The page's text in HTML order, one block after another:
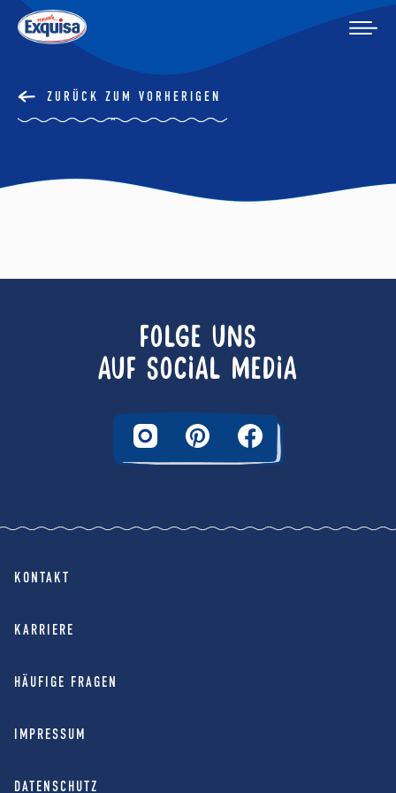
ZURÜCK ZUM VORHERIGEN
FOLGE UNS
AUF SOCIAL MEDIA
KONTAKT
KARRIERE
HÄUFIGE FRAGEN
IMPRESSUM
DATENSCHUTZ